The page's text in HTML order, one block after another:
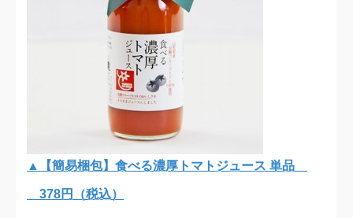
▲【簡易梱包】食べる濃厚トマトジュース 単品
378円（税込）